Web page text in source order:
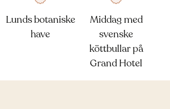
Lunds botaniske
have
Middag med
svenske
köttbullar på
Grand Hotel